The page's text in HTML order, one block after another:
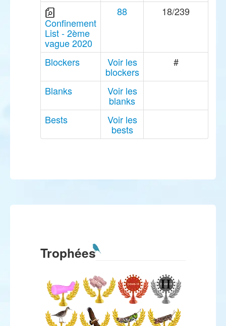
Confinement
List - 2ème
vague 2020
88 18/239
Blockers Voir les
blockers
#
Blanks Voir les
blanks
Bests
Voir les
bests
Trophées